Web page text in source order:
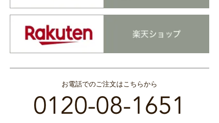
お電話でのご注文はこちらから